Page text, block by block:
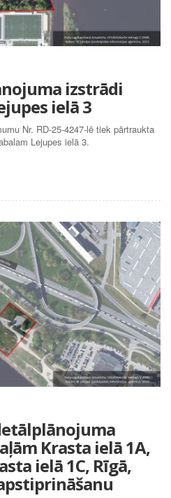
izstrādi
ielā 3
Nr. RD-25-4247-lē tiek pārtraukta
Lejupes ielā 3.
Krasta ielā 1A,
ielā 1C, Rīgā,